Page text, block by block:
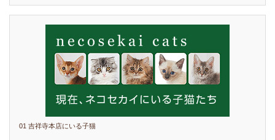
01 吉祥寺本店にいる子猫